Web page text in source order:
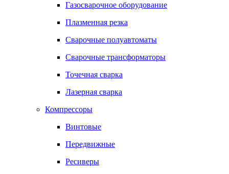
Газосварочное оборудование
Плазменная резка
Сварочные полуавтоматы
Сварочные трансформаторы
Точечная сварка
Лазерная сварка
Компрессоры
Винтовые
Передвижные
Ресиверы